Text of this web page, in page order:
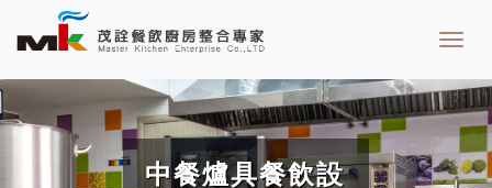
中餐爐具餐飲設